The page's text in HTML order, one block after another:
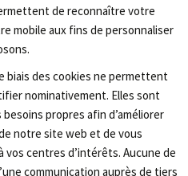
de reconnaître votre
mobile aux fins de personnaliser
biais des cookies ne permettent
nominativement. Elles sont
propres afin d’améliorer
notre site web et de vous
centres d’intérêts. Aucune de
communication auprès de tiers